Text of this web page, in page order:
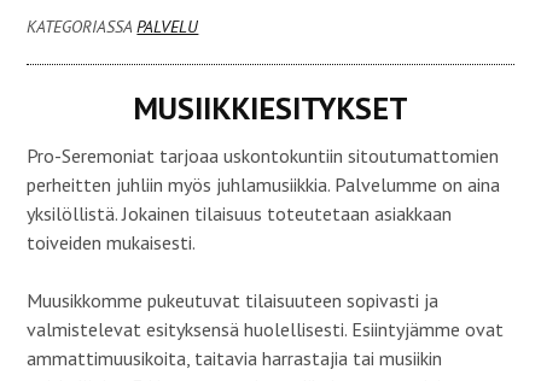
a
c
b
s
a
(
A
v
a
u
t
u
u
d
e
s
w
i
t
ä
(
A
v
u
u
d
e
s
a
i
n
e
s
t
a
l
e
u
s
s
v
a
u
u
KATEGORIASSAPALVELU
MUSIIKKIESITYKSET
Pro-Seremoniat tarjoaa uskontokuntiin sitoutumattomien
perheitten juhliin myös juhlamusiikkia. Palvelumme on aina
yksilöllistä. Jokainen tilaisuus toteutetaan asiakkaan
toiveiden mukaisesti.
Muusikkomme pukeutuvat tilaisuuteen sopivasti ja
valmistelevat esityksensä huolellisesti. Esiintyjämme ovat
ammattimuusikoita, taitavia harrastajia tai musiikin